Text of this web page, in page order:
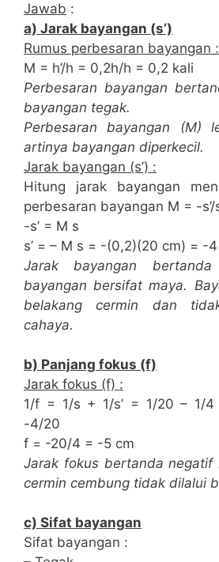
Jawab :
a) Jarak bayangan (s’)
Rumus perbesaran bayangan :
M = h’/h = 0,2h/h = 0,2 kali
Perbesaran bayangan
bayangan tegak.
Perbesaran bayangan (M)
artinya bayangan diperkecil.
Jarak bayangan (s’) :
Hitung jarak bayangan
perbesaran bayangan M = -s’/
-s’ = M s
s’ = – M s = -(0,2)(20 cm) = -
Jarak bayangan
bayangan bersifat maya.
belakang cermin dan
cahaya.
b) Panjang fokus (f)
Jarak fokus (f) :
1/f = 1/s + 1/s’ = 1/20 – 1/
-4/20
f = -20/4 = -5 cm
Jarak fokus bertanda negatif
cermin cembung tidak dilalui
c) Sifat bayangan
Sifat bayangan :